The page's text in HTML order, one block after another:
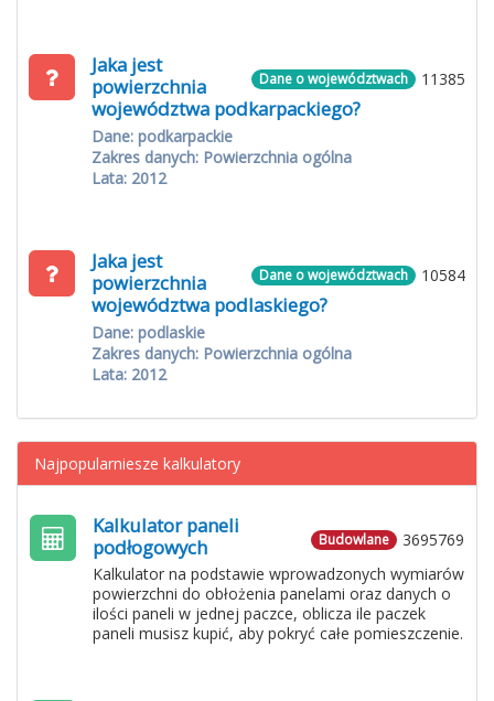
11385
Dane o województwach
Jaka jest
powierzchnia
województwa podkarpackiego?
Dane: podkarpackie
Zakres danych: Powierzchnia ogólna
Lata: 2012
10584
Dane o województwach
Jaka jest
powierzchnia
województwa podlaskiego?
Dane: podlaskie
Zakres danych: Powierzchnia ogólna
Lata: 2012
Najpopularniesze kalkulatory
3695769
Budowlane
Kalkulator paneli
podłogowych
Kalkulator na podstawie wprowadzonych wymiarów
powierzchni do obłożenia panelami oraz danych o
ilości paneli w jednej paczce, oblicza ile paczek
paneli musisz kupić, aby pokryć całe pomieszczenie.